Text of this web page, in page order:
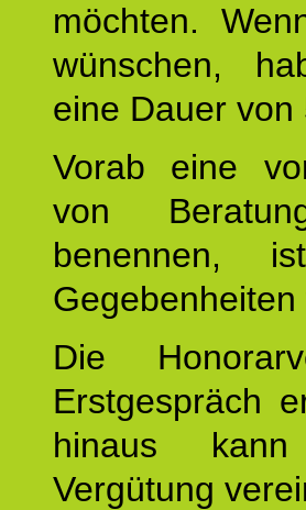
möchten.
wünschen,
eine Dauer von
Vorab eine
von
benennen,
Die
Erstgespräch
hinaus
Vergütung